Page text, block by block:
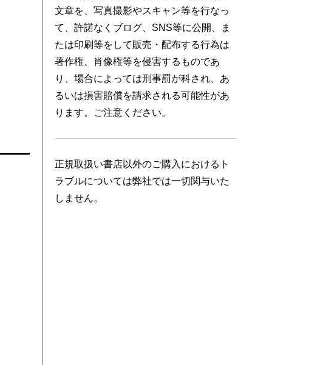
文章を、写真撮影やスキャン等を行なっ
て、許諾なくブログ、SNS等に公開、ま
たは印刷等をして販売・配布する行為は
著作権、肖像権等を侵害するものであ
り、場合によっては刑事罰が科され、あ
るいは損害賠償を請求される可能性があ
ります。ご注意ください。
正規取扱い書店以外のご購入におけるト
ラブルについては弊社では一切関与いた
しません。